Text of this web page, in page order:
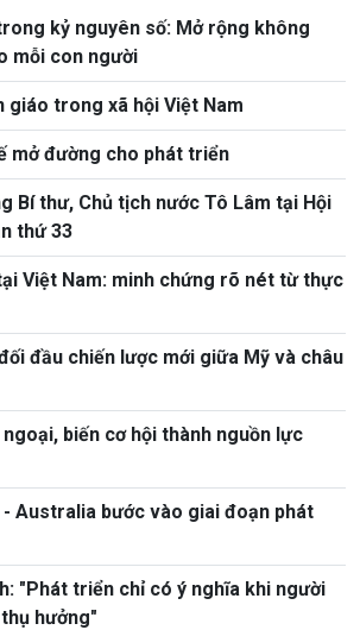
kỷ nguyên số: Mở rộng không
mỗi con người
giáo trong xã hội Việt Nam
mở đường cho phát triển
Bí thư, Chủ tịch nước Tô Lâm tại Hội
thứ 33
Việt Nam: minh chứng rõ nét từ thực
đầu chiến lược mới giữa Mỹ và châu
biến cơ hội thành nguồn lực
- Australia bước vào giai đoạn phát
"Phát triển chỉ có ý nghĩa khi người
hưởng"